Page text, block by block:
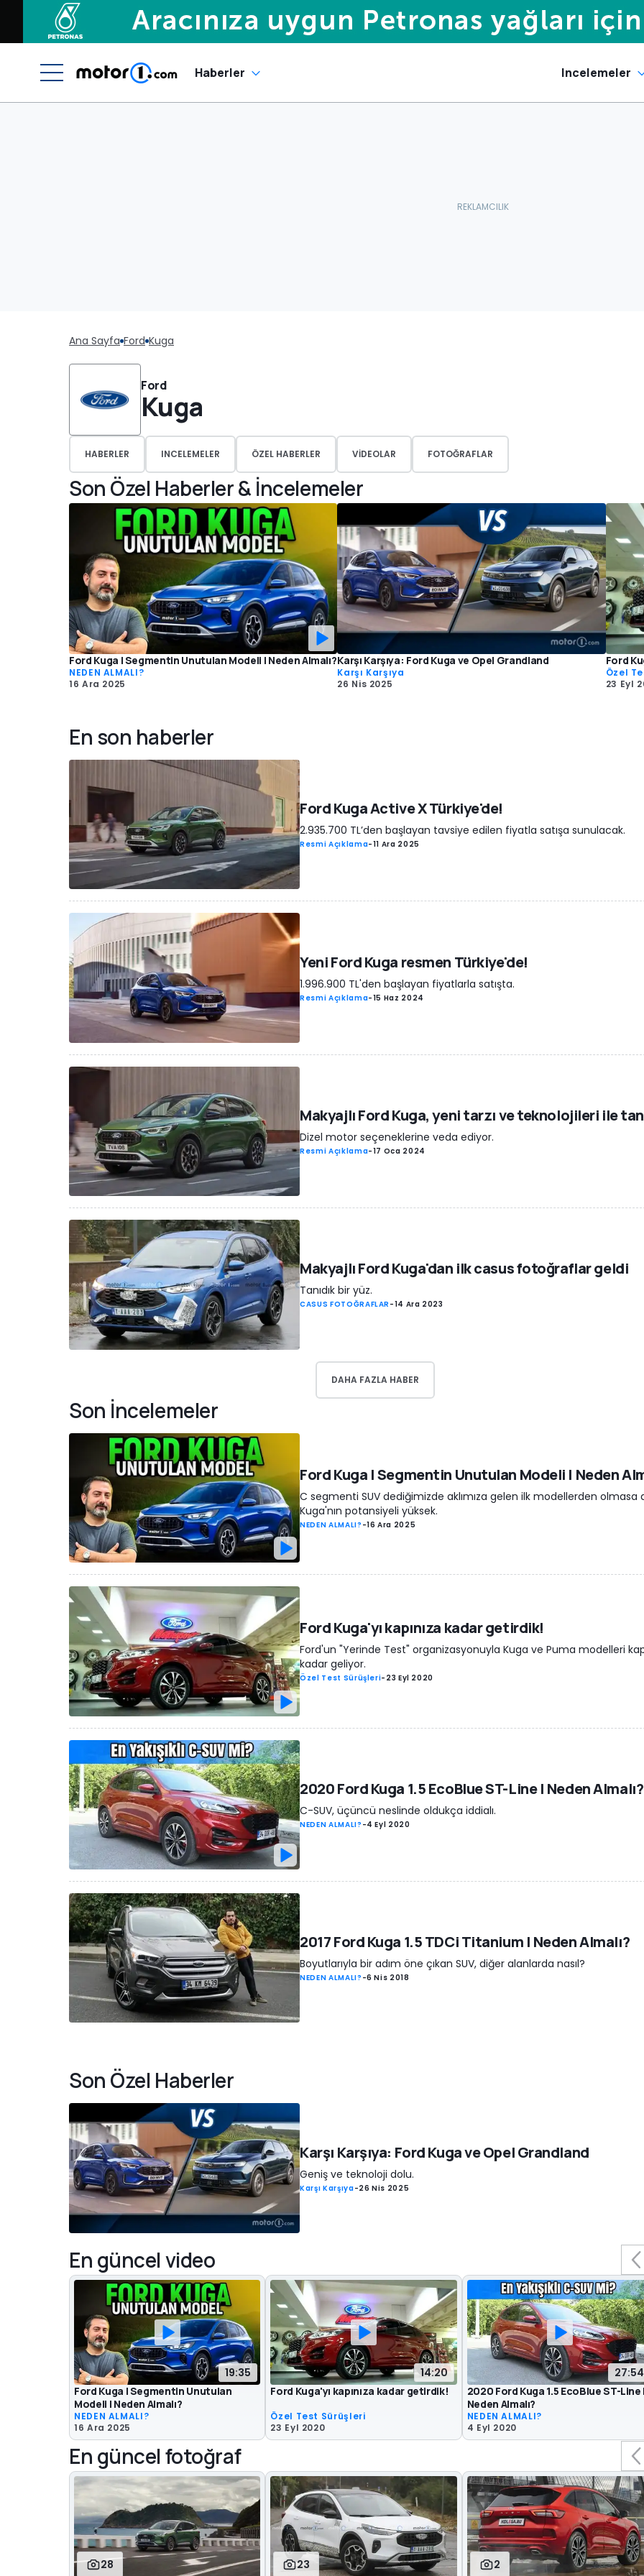
Haberler Incelemeler
Ana Sayfa Ford Kuga
Ford
Kuga
HABERLER INCELEMELER ÖZEL HABERLER VIDEOLAR FOTOĞRAFLAR
Son Özel Haberler & İncelemeler
Ford Kuga | Segmentin Unutulan Modeli | Neden Almalı?
NEDEN ALMALI?
16 Ara 2025
Karşı Karşıya: Ford Kuga ve Opel Grandland
Karşı Karşıya
26 Nis 2025
Ford
Özel
23 Eyl
En son haberler
Ford Kuga Active X Türkiye'de!
2.935.700 TL’den başlayan tavsiye edilen fiyatla satışa sunulacak.
Resmi Açıklama-11 Ara 2025
Yeni Ford Kuga resmen Türkiye'de!
1.996.900 TL'den başlayan fiyatlarla satışta.
Resmi Açıklama-15 Haz 2024
Makyajlı Ford Kuga, yeni tarzı ve teknolojileri ile
Dizel motor seçeneklerine veda ediyor.
Resmi Açıklama-17 Oca 2024
Makyajlı Ford Kuga'dan ilk casus fotoğraflar geldi
Tanıdık bir yüz.
CASUS FOTOĞRAFLAR -14 Ara 2023
DAHA FAZLA HABER
Son İncelemeler
Ford Kuga | Segmentin Unutulan Modeli | Neden
C segmenti SUV dediğimizde aklımıza gelen ilk modellerden olmasa
Kuga'nın potansiyeli yüksek.
NEDEN ALMALI? -16 Ara 2025
Ford Kuga'yı kapınıza kadar getirdik!
Ford'un "Yerinde Test" organizasyonuyla Kuga ve Puma modelleri
kadar geliyor.
Özel Test Sürüşleri- 23 Eyl 2020
2020 Ford Kuga 1.5 EcoBlue ST-Line | Neden Almalı?
C-SUV, üçüncü neslinde oldukça iddialı.
NEDEN ALMALI? -4 Eyl 2020
2017 Ford Kuga 1.5 TDCi Titanium | Neden Almalı?
Boyutlarıyla bir adım öne çıkan SUV, diğer alanlarda nasıl?
NEDEN ALMALI? -6 Nis 2018
Son Özel Haberler
Karşı Karşıya: Ford Kuga ve Opel Grandland
Geniş ve teknoloji dolu.
Karşı Karşıya-26 Nis 2025
En güncel video
19:35
Ford Kuga | Segmentin Unutulan
Modeli | Neden Almalı?
NEDEN ALMALI?
16 Ara 2025
14:20
Ford Kuga'yı kapınıza kadar getirdik!
Özel Test Sürüşleri
23 Eyl 2020
27:54
2020 Ford Kuga 1.5 EcoBlue ST-Line |
Neden Almalı?
NEDEN ALMALI?
4 Eyl 2020
En güncel fotoğraf
28 23 2